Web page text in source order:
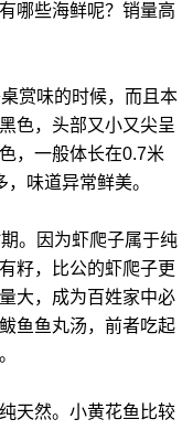
哪些海鲜呢？销量高
赏味的时候，而且本
色，头部又小又尖呈
，一般体长在0.7米
味道异常鲜美。
。因为虾爬子属于纯
籽，比公的虾爬子更
大，成为百姓家中必
鱼鱼丸汤，前者吃起
天然。小黄花鱼比较